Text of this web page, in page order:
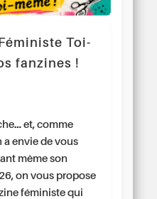
Toi-
fanzines !
et, comme
a envie de vous
même son
on vous propose
féministe qui